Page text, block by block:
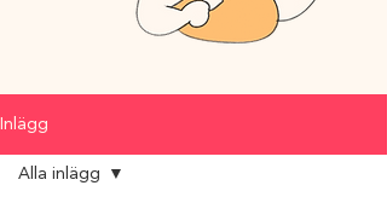
Inlägg
Alla inlägg